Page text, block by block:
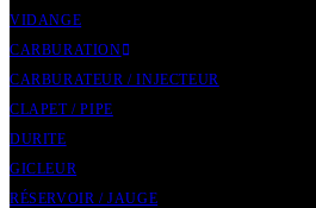
VIDANGE
CARBURATION
CARBURATEUR / INJECTEUR
CLAPET / PIPE
DURITE
GICLEUR
RÉSERVOIR / JAUGE